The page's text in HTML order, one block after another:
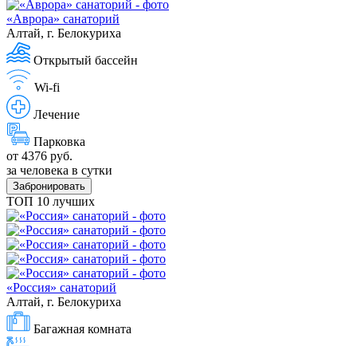
«Аврора» санаторий
Алтай, г. Белокуриха
Открытый бассейн
Wi-fi
Лечение
Парковка
от 4376 руб.
за человека в сутки
Забронировать
ТОП 10 лучших
«Россия» санаторий
Алтай, г. Белокуриха
Багажная комната